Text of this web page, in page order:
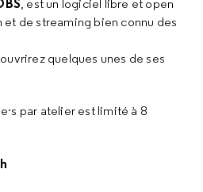
, est un logiciel libre et open
de streaming bien connu des
quelques unes de ses
par atelier est limité à 8